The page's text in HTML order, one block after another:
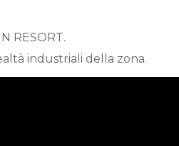
RESORT.
industriali della zona.